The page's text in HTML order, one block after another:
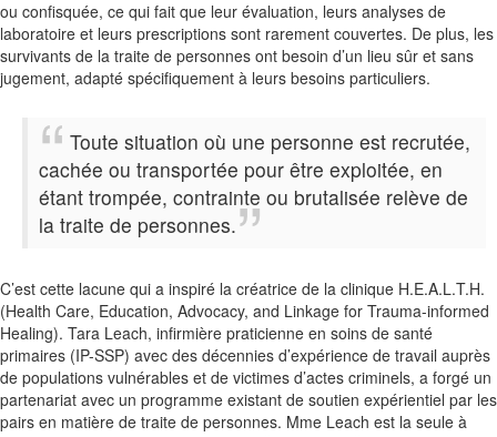
ou confisquée, ce qui fait que leur évaluation, leurs analyses de
laboratoire et leurs prescriptions sont rarement couvertes. De plus, les
survivants de la traite de personnes ont besoin d’un lieu sûr et sans
jugement, adapté spécifiquement à leurs besoins particuliers.
Toute situation où une personne est recrutée,
cachée ou transportée pour être exploitée, en
étant trompée, contrainte ou brutalisée relève de
la traite de personnes.
C’est cette lacune qui a inspiré la créatrice de la clinique H.E.A.L.T.H.
(Health Care, Education, Advocacy, and Linkage for Trauma-informed
Healing). Tara Leach, infirmière praticienne en soins de santé
primaires (IP-SSP) avec des décennies d’expérience de travail auprès
de populations vulnérables et de victimes d’actes criminels, a forgé un
partenariat avec un programme existant de soutien expérientiel par les
pairs en matière de traite de personnes. Mme Leach est la seule à